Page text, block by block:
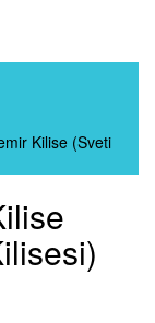
Kilise (Sveti